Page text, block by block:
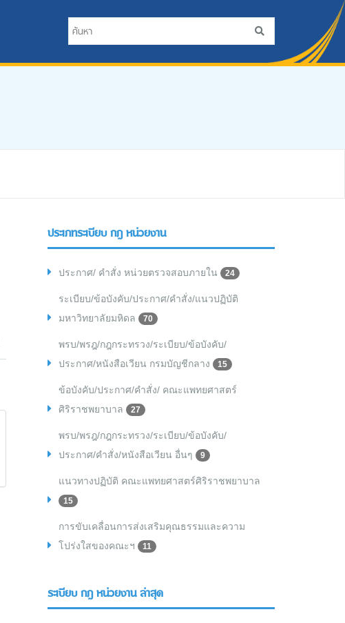
ประเภทระเบียบ กฎ หน่วยงาน
ประกาศ/ คำสั่ง หน่วยตรวจสอบภายใน 24
ระเบียบ/ข้อบังคับ/ประกาศ/คำสั่ง/แนวปฏิบัติ
มหาวิทยาลัยมหิดล
70
พรบ/พรฎ/กฎกระทรวง/ระเบียบ/ข้อบังคับ/
ประกาศ/หนังสือเวียน กรมบัญชีกลาง
15
ข้อบังคับ/ประกาศ/คำสั่ง/ คณะแพทยศาสตร์
ศิริราชพยาบาล
27
พรบ/พรฎ/กฎกระทรวง/ระเบียบ/ข้อบังคับ/
ประกาศ/คำสั่ง/หนังสือเวียน อื่นๆ
9
แนวทางปฏิบัติ คณะแพทยศาสตร์ศิริราชพยาบาล
15
การขับเคลื่อนการส่งเสริมคุณธรรมและความ
โปร่งใสของคณะฯ
11
ระเบียบ กฎ หน่วยงาน ล่าสุด